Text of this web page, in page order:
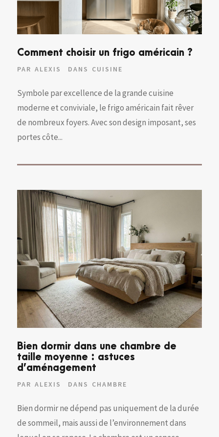
Comment choisir un frigo américain ?
PAR ALEXIS DANS CUISINE
Symbole par excellence de la grande cuisine
moderne et conviviale, le frigo américain fait rêver
de nombreux foyers. Avec son design imposant, ses
portes côte...
Bien dormir dans une chambre de
taille moyenne : astuces
d’aménagement
PAR ALEXIS DANS CHAMBRE
Bien dormir ne dépend pas uniquement de la durée
de sommeil, mais aussi de l’environnement dans